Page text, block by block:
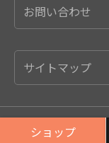
お問い合わせ
サイトマップ
ショップ